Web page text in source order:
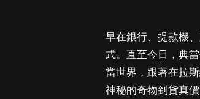
早在銀行、提款機
式。直至今日，典
當世界，跟著在拉
神秘的奇物到貨真